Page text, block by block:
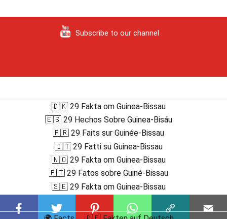
Subscribe to our channel
🇩🇰 29 Fakta om Guinea-Bissau
🇪🇸 29 Hechos Sobre Guinea-Bisáu
🇫🇷 29 Faits sur Guinée-Bissau
🇮🇹 29 Fatti su Guinea-Bissau
🇳🇴 29 Fakta om Guinea-Bissau
🇵🇹 29 Fatos sobre Guiné-Bissau
🇸🇪 29 Fakta om Guinea-Bissau